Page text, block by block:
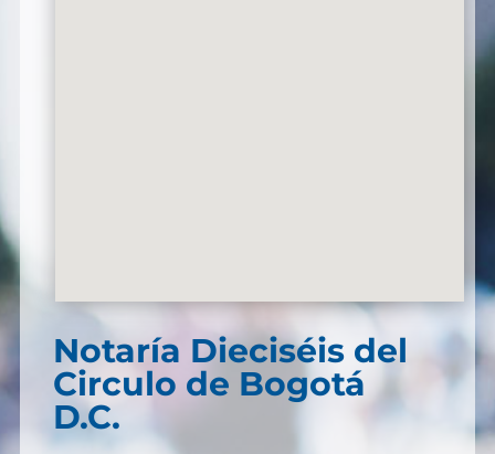
Notaría Dieciséis del
Circulo de Bogotá
D.C.